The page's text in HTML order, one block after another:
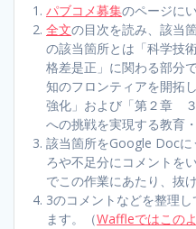
パブコメ募集のページに
全文の目次を読み、該当
の該当箇所とは「科学技
格差是正」に関わる部分
知のフロンティアを開拓
強化」および「第２章
への挑戦を実現する教育
該当箇所をGoogle Docに
ろや不足分にコメントを
でこの作業にあたり、抜
3のコメントなどを整理
ます。（Waffleではこの